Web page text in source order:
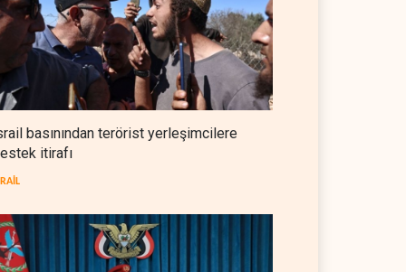
NYT: Washington, İran'ı yine
okuyamadı
BATI YARIM KÜRE 05 Ağustos 2026
İsrailli istihbaratçı: ABD'nin
mühimmatının bittiği iddiası
bir iç kavga
İran karşısında 'zor kararlara'
sevk ediyor
BATI YARIM KÜRE
basınından terörist yerleşimcilere
itirafı